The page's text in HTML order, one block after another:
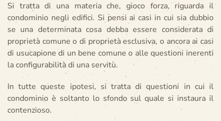
Si tratta di una materia che, gioco forza, riguarda il
condominio negli edifici. Si pensi ai casi in cui sia dubbio
se una determinata cosa debba essere considerata di
proprietà comune o di proprietà esclusiva, o ancora ai casi
di usucapione di un bene comune o alle questioni inerenti
la configurabilità di una servitù.
In tutte queste ipotesi, si tratta di questioni in cui il
condominio è soltanto lo sfondo sul quale si instaura il
contenzioso.